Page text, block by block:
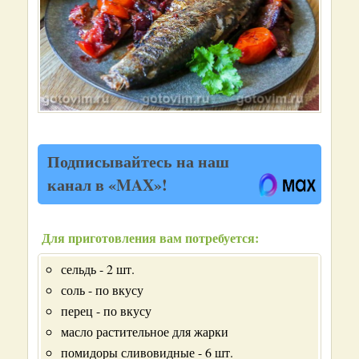
Подписывайтесь на наш
канал в «MAX»!
Для приготовления вам потребуется:
сельдь - 2 шт.
соль - по вкусу
перец - по вкусу
масло растительное для жарки
помидоры сливовидные - 6 шт.